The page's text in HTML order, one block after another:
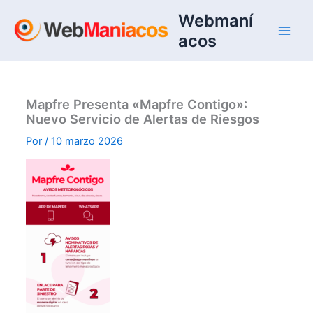
contenido
Webmaní
acos
Mapfre Presenta «Mapfre Contigo»:
Nuevo Servicio de Alertas de Riesgos
Por/10 marzo 2026